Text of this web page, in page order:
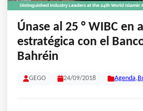
Únase al 25 ° WIBC en
estratégica con el
Bahréin
GEGO 24/09/2018 Agenda,